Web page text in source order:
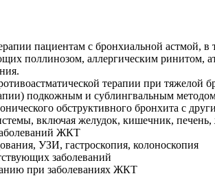
пациентам с бронхиальной астмой,
поллинозом, аллергическим ринитом,
терапии при тяжелой
подкожным и сублингвальным
обструктивного бронхита с
включая желудок, кишечник,
ЖКТ
УЗИ, гастроскопия, колоноскопия
заболеваний
при заболеваниях ЖКТ